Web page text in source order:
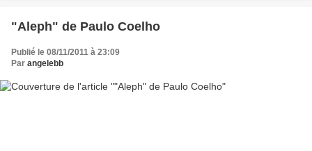
"Aleph" de Paulo Coelho
Publié le 08/11/2011 à 23:09
Par angelebb